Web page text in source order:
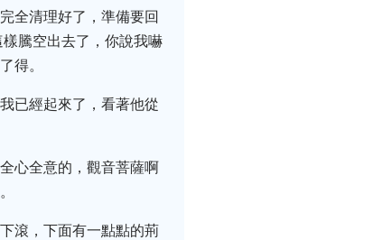
全清理好了，準備要回
騰空出去了，你說我嚇
得。
已經起來了，看著他從
心全意的，觀音菩薩啊
滾，下面有一點點的荊